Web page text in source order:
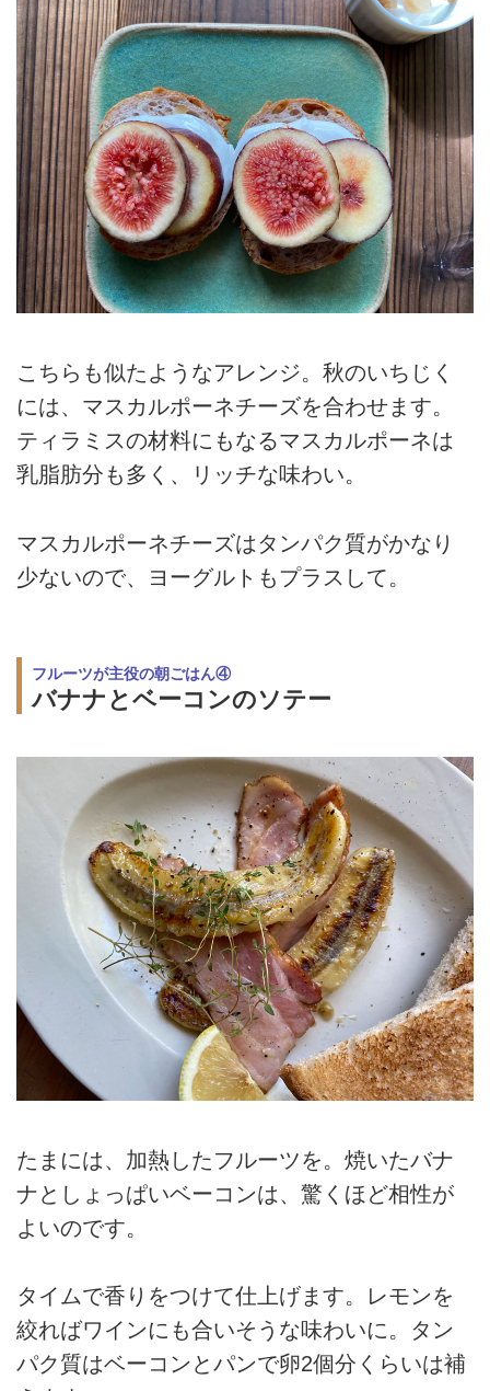
こちらも似たようなアレンジ。秋のいちじく
には、マスカルポーネチーズを合わせます。
ティラミスの材料にもなるマスカルポーネは
乳脂肪分も多く、リッチな味わい。
マスカルポーネチーズはタンパク質がかなり
少ないので、ヨーグルトもプラスして。
フルーツが主役の朝ごはん④
バナナとベーコンのソテー
たまには、加熱したフルーツを。焼いたバナ
ナとしょっぱいベーコンは、驚くほど相性が
よいのです。
タイムで香りをつけて仕上げます。レモンを
絞ればワインにも合いそうな味わいに。タン
パク質はベーコンとパンで卵2個分くらいは補